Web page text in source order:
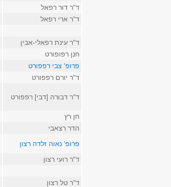
ד"ר דור רפאל
ד"ר ארי רפאל
ד"ר עינת רפאלי-אבין
חנן רפופורט
פרופ' צבי רפפורט
ד"ר יורם רפפורט
ד"ר דבורה [דבי] רפפורט
חן רץ
הדר רצאבי
פרופ' נאוה זלדה רצון
ד"ר רועי רצון
ד"ר טל רצון